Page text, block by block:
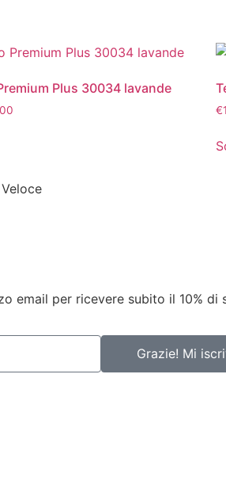
Plus 30034 lavande
€
email per ricevere subito il 10% di
Grazie! Mi